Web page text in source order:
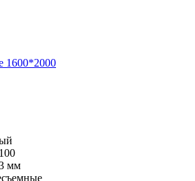
1600*2000
мм